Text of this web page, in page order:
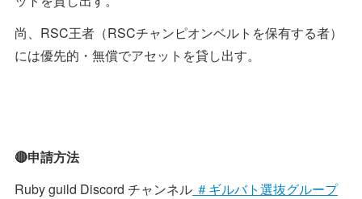
尚、RSC王者（RSCチャンピオンベルトを保有する者）
には優先的・無償でアセットを貸し出す。
🔴申請方法
Ruby guild Discord チャンネル ＃ギルバト選抜グループ